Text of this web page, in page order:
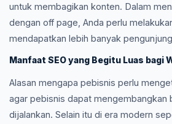
untuk membagikan konten. Dalam
dengan off page, Anda perlu
mendapatkan lebih banyak
Manfaat SEO yang Begitu Luas bagi
Alasan mengapa pebisnis perlu
agar pebisnis dapat mengembangkan
dijalankan. Selain itu di era modern